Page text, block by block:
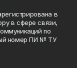
в
в сфере связи,
по
номер ПИ № ТУ